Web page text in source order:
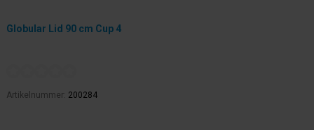
Globular Lid 90 cm Cup 4
Artikelnummer: 200284